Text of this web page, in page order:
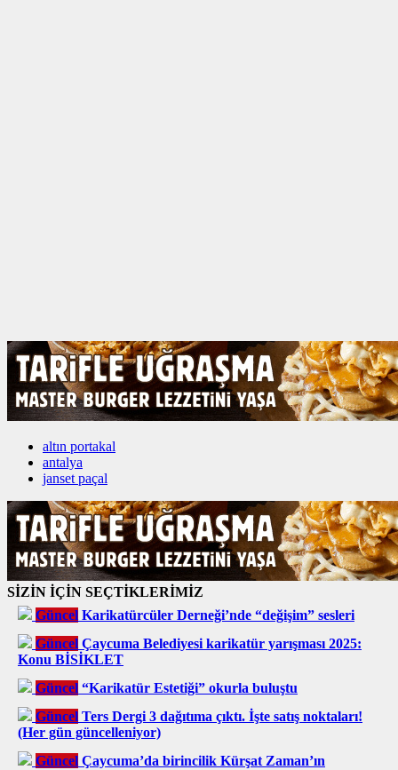
altın portakal
antalya
janset paçal
SİZİN İÇİN SEÇTİKLERİMİZ
Güncel Karikatürcüler Derneği’nde “değişim” sesleri
Güncel Çaycuma Belediyesi karikatür yarışması 2025:
Konu BİSİKLET
Güncel “Karikatür Estetiği” okurla buluştu
Güncel Ters Dergi 3 dağıtıma çıktı. İşte satış noktaları!
(Her gün güncelleniyor)
Güncel Çaycuma’da birincilik Kürşat Zaman’ın